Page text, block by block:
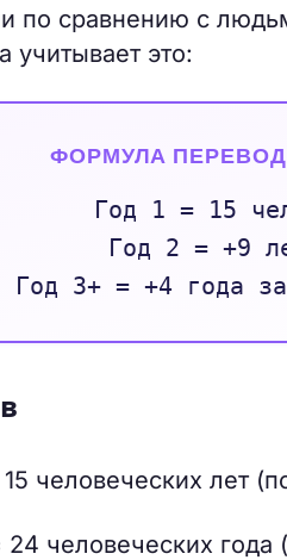
по сравнению с
учитывает это:
ФОРМУЛА
Год 1 = 15
Год 2 = +9
Год 3+ = +4 года
15 человеческих лет
24 человеческих